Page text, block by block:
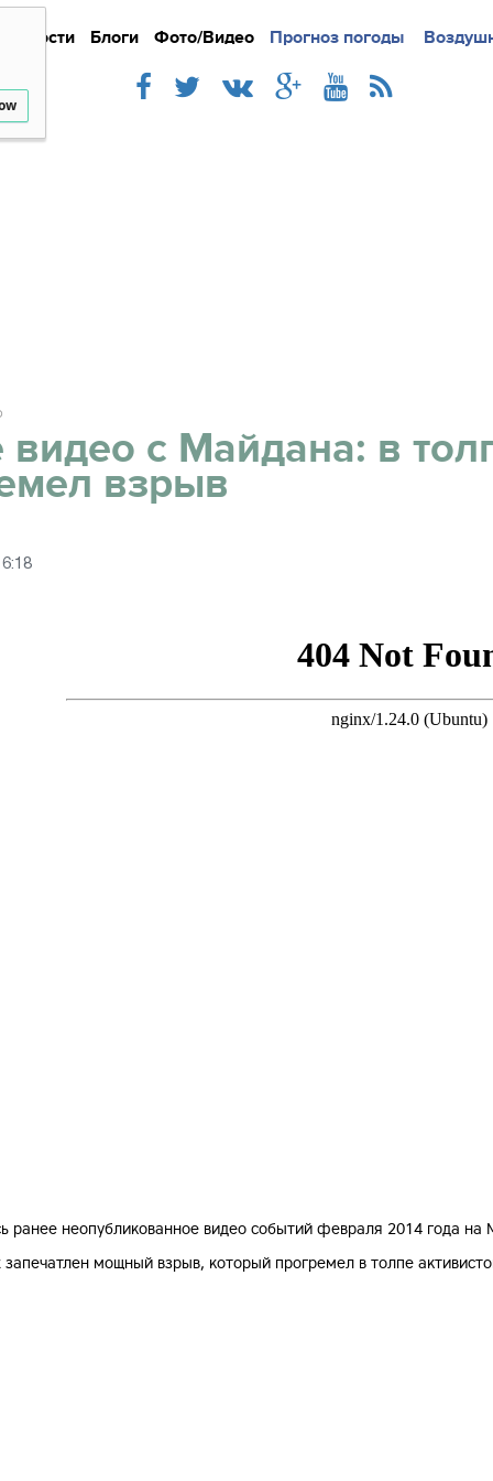
Новости Блоги Фото/Видео Прогноз погоды
Подробно Новости
с Майдана: в
взрыв
ранее неопубликованное видео событий февраля 2014 года на
мощный взрыв, который прогремел в толпе